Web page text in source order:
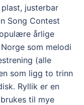
plast, justerbar
Song Contest
årlige
som melodi
(alle
som ligg to trinn
Ryllik er en
til mye